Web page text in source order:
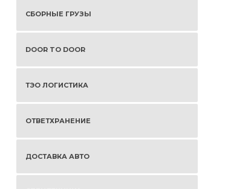
СБОРНЫЕ ГРУЗЫ
DOOR TO DOOR
ТЭО ЛОГИСТИКА
ОТВЕТХРАНЕНИЕ
ДОСТАВКА АВТО